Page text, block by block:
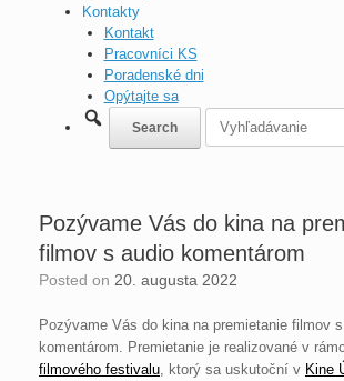
Kontakty
Kontakt
Pracovníci KS
Poradenské dni
Opýtajte sa
Pozývame Vás do kina na
filmov s audio komentárom
Posted on 20. augusta 2022
Pozývame Vás do kina na premietanie filmov
komentárom. Premietanie je realizované v
filmového festivalu, ktorý sa uskutoční v Kine